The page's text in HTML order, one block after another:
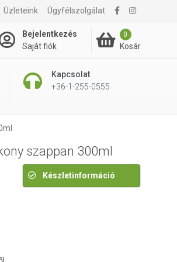
Üzleteink Ügyfélszolgálat
Bejelentkezés
Saját fiók
0
Kosár
Kapcsolat
+36-1-255-0555
635 Ft
szappan 300ml
Készletinformáció